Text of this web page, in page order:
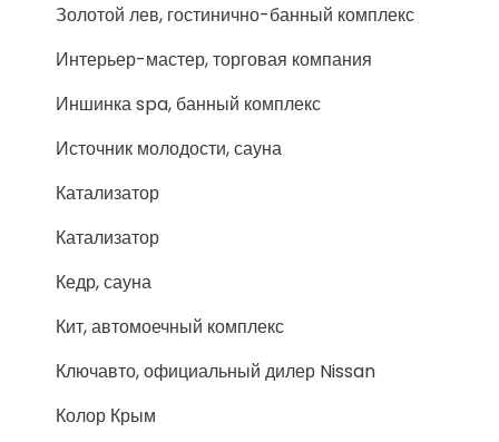
Золотой лев, гостинично-банный комплекс
Интерьер-мастер, торговая компания
Иншинка spa, банный комплекс
Источник молодости, сауна
Катализатор
Катализатор
Кедр, сауна
Кит, автомоечный комплекс
Ключавто, официальный дилер Nissan
Колор Крым